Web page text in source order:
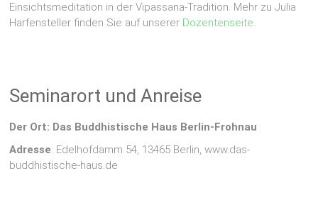
Einsichtsmeditation in der Vipassana-Tradition. Mehr zu Julia
Harfensteller finden Sie auf unserer Dozentenseite.
Seminarort und Anreise
Der Ort: Das Buddhistische Haus Berlin-Frohnau
Adresse: Edelhofdamm 54, 13465 Berlin, www.das-
buddhistische-haus.de